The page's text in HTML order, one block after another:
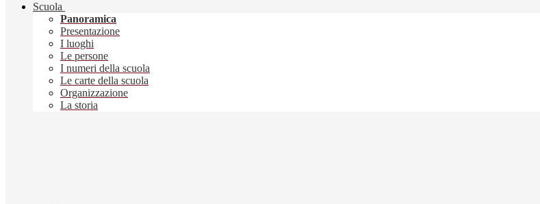
Scuola
Panoramica
Presentazione
I luoghi
Le persone
I numeri della scuola
Le carte della scuola
Organizzazione
La storia